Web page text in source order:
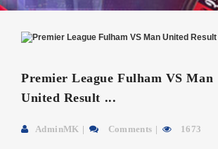
Premier League Fulham VS Man
United Result ...
AdminMK Comments 1673